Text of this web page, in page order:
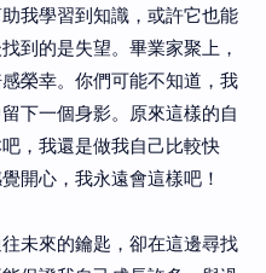
我學習到知識，或許它也能
到的是失望。畢業家聚上，
榮幸。你們可能不知道，我
下一個身影。原來這樣的自
，我還是做我自己比較快
開心，我永遠會這樣吧！
未來的鑰匙，卻在這邊尋找